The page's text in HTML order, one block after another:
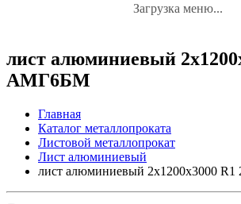
Загрузка меню...
лист алюминиевый
АМГ6БМ
Главная
Каталог металлопроката
Листовой металлопрокат
Лист алюминиевый
лист алюминиевый 2x1200x3000